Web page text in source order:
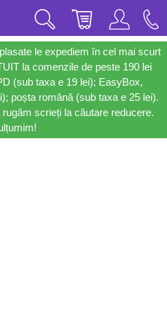
le expediem în cel mai scurt
la comenzile de peste 190 lei
(sub taxa e 19 lei); EasyBox,
poșta română (sub taxa e 25 lei).
scrieți la căutare reducere.